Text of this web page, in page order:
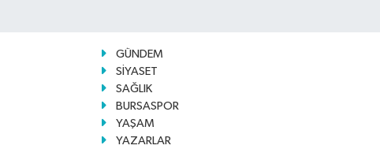
GÜNDEM
SİYASET
SAĞLIK
BURSASPOR
YAŞAM
YAZARLAR